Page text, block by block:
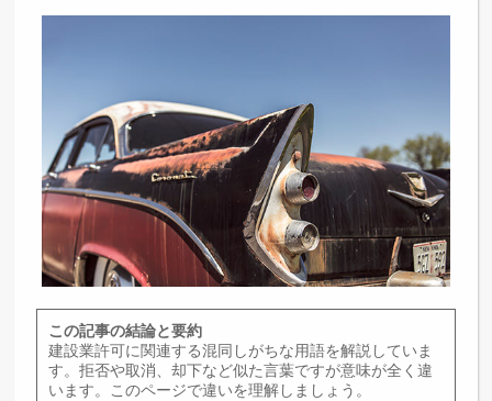
この記事の結論と要約
建設業許可に関連する混同しがちな用語を解説していま
す。拒否や取消、却下など似た言葉ですが意味が全く違
います。このページで違いを理解しましょう。